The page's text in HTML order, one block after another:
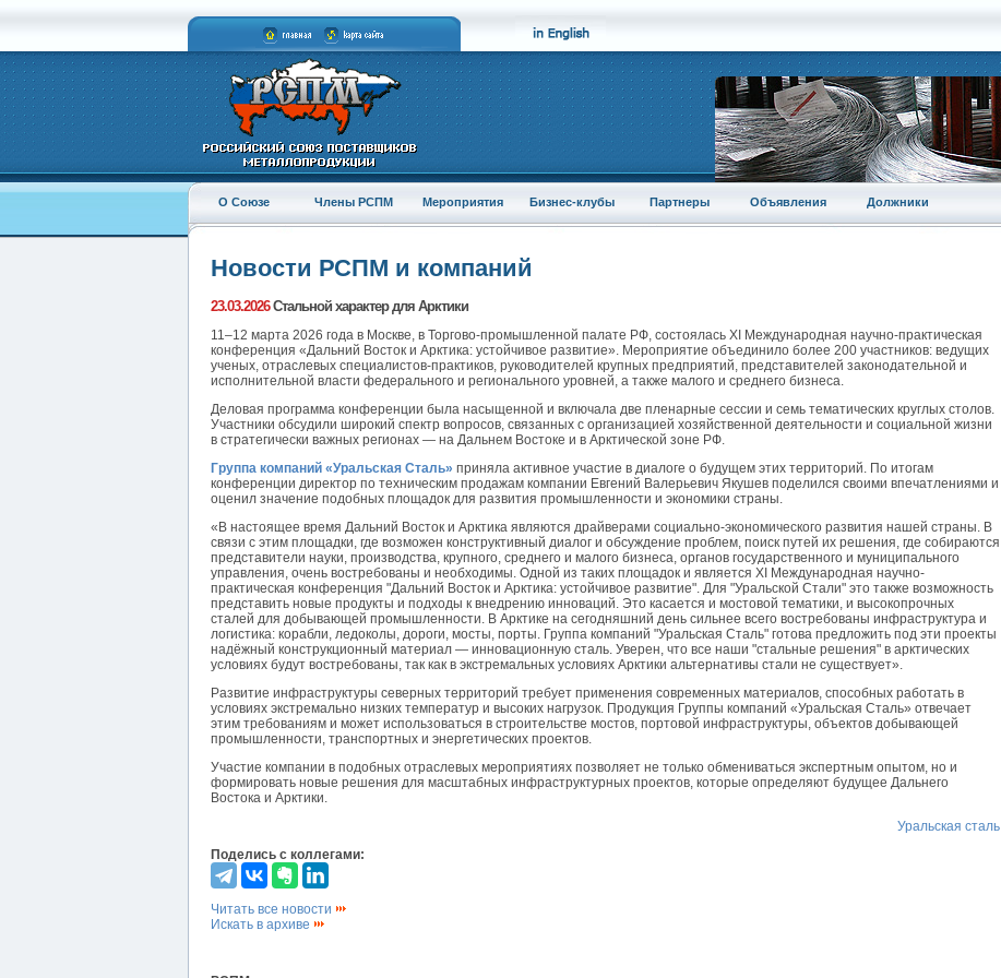
О Союзе Члены РСПМ Мероприятия Бизнес-клубы Партнеры Объявления Должники
Новости РСПМ и компаний
23.03.2026Стальной характер для Арктики
11–12 марта 2026 года в Москве, в Торгово-промышленной палате РФ, состоялась XI Международная научно-практическая
конференция «Дальний Восток и Арктика: устойчивое развитие». Мероприятие объединило более 200 участников: ведущих
ученых, отраслевых специалистов-практиков, руководителей крупных предприятий, представителей законодательной и
исполнительной власти федерального и регионального уровней, а также малого и среднего бизнеса.
Деловая программа конференции была насыщенной и включала две пленарные сессии и семь тематических круглых столов.
Участники обсудили широкий спектр вопросов, связанных с организацией хозяйственной деятельности и социальной жизни
в стратегически важных регионах — на Дальнем Востоке и в Арктической зоне РФ.
Группа компаний «Уральская Сталь» приняла активное участие в диалоге о будущем этих территорий. По итогам
конференции директор по техническим продажам компании Евгений Валерьевич Якушев поделился своими впечатлениями и
оценил значение подобных площадок для развития промышленности и экономики страны.
«В настоящее время Дальний Восток и Арктика являются драйверами социально-экономического развития нашей страны. В
связи с этим площадки, где возможен конструктивный диалог и обсуждение проблем, поиск путей их решения, где собираются
представители науки, производства, крупного, среднего и малого бизнеса, органов государственного и муниципального
управления, очень востребованы и необходимы. Одной из таких площадок и является XI Международная научно-
практическая конференция "Дальний Восток и Арктика: устойчивое развитие". Для "Уральской Стали" это также возможность
представить новые продукты и подходы к внедрению инноваций. Это касается и мостовой тематики, и высокопрочных
сталей для добывающей промышленности. В Арктике на сегодняшний день сильнее всего востребованы инфраструктура и
логистика: корабли, ледоколы, дороги, мосты, порты. Группа компаний "Уральская Сталь" готова предложить под эти проекты
надёжный конструкционный материал — инновационную сталь. Уверен, что все наши "стальные решения" в арктических
условиях будут востребованы, так как в экстремальных условиях Арктики альтернативы стали не существует».
Развитие инфраструктуры северных территорий требует применения современных материалов, способных работать в
условиях экстремально низких температур и высоких нагрузок. Продукция Группы компаний «Уральская Сталь» отвечает
этим требованиям и может использоваться в строительстве мостов, портовой инфраструктуры, объектов добывающей
промышленности, транспортных и энергетических проектов.
Участие компании в подобных отраслевых мероприятиях позволяет не только обмениваться экспертным опытом, но и
формировать новые решения для масштабных инфраструктурных проектов, которые определяют будущее Дальнего
Востока и Арктики.
Уральская сталь
Поделись с коллегами:
Читать все новости
Искать в архиве